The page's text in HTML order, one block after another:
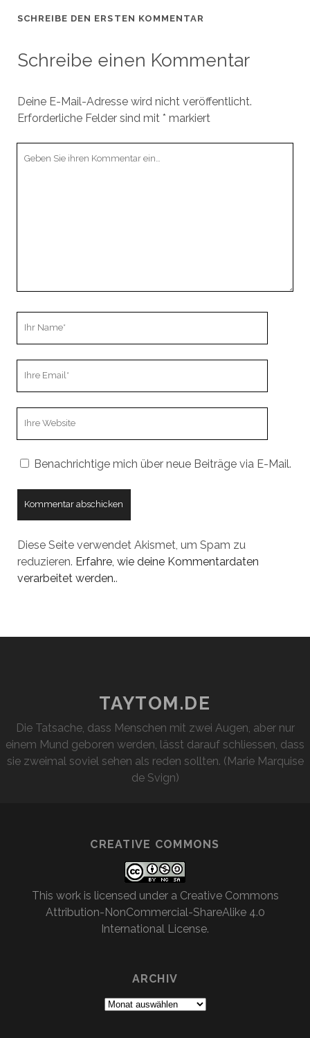
SCHREIBE DEN ERSTEN KOMMENTAR
Schreibe einen Kommentar
Deine E-Mail-Adresse wird nicht veröffentlicht.
Erforderliche Felder sind mit * markiert
Benachrichtige mich über neue Beiträge via E-Mail.
Diese Seite verwendet Akismet, um Spam zu
reduzieren. Erfahre, wie deine Kommentardaten
verarbeitet werden..
TAYTOM.DE
Die Tatsache, dass Menschen mit zwei Augen, aber nur
einem Mund geboren werden, lässt darauf schliessen, dass
sie zweimal soviel sehen als reden sollten. (Marie Marquise
de Svign)
CREATIVE COMMONS
This work is licensed under a Creative Commons
Attribution-NonCommercial-ShareAlike 4.0
International License.
ARCHIV
Archiv